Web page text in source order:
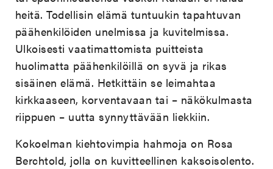
heitä. Todellisin elämä tuntuukin tapahtuvan
päähenkilöiden unelmissa ja kuvitelmissa.
Ulkoisesti vaatimattomista puitteista
huolimatta päähenkilöillä on syvä ja rikas
sisäinen elämä. Hetkittäin se leimahtaa
kirkkaaseen, korventavaan tai – näkökulmasta
riippuen – uutta synnyttävään liekkiin.
Kokoelman kiehtovimpia hahmoja on Rosa
Berchtold, jolla on kuvitteellinen kaksoisolento.